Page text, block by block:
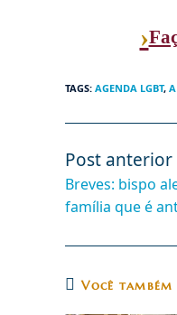
›
TAGS: AGENDA LGBT,
Leia
mais
artigos
Post anterior
Breves: bispo
família que é
Você